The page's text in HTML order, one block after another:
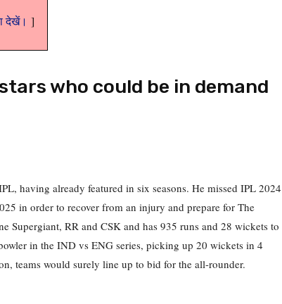
देखें।
who could be in demand
having already featured in six seasons. He missed IPL 2024
in order to recover from an injury and prepare for The
Supergiant, RR and CSK and has 935 runs and 28 wickets to
in the IND vs ENG series, picking up 20 wickets in 4
teams would surely line up to bid for the all-rounder.